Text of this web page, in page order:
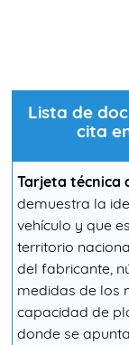
Lista de
cita
Tarjeta técnica
demuestra la
vehículo y que
territorio
del fabricante,
medidas de los
capacidad de
donde se